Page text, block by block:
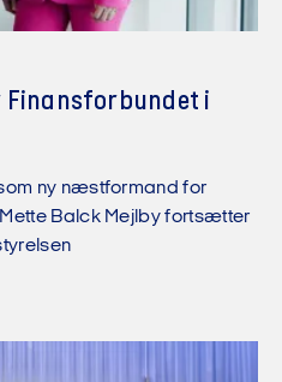
i
ny næstformand for
Balck Mejlby fortsætter